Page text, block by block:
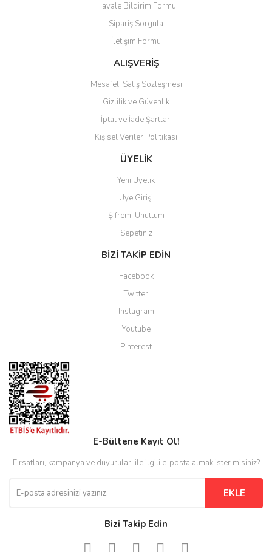
Havale Bildirim Formu
Sipariş Sorgula
İletişim Formu
ALIŞVERİŞ
Mesafeli Satış Sözleşmesi
Gizlilik ve Güvenlik
İptal ve İade Şartları
Kişisel Veriler Politikası
ÜYELİK
Yeni Üyelik
Üye Girişi
Şifremi Unuttum
Sepetiniz
BİZİ TAKİP EDİN
Facebook
Twitter
Instagram
Youtube
Pinterest
E-Bültene Kayıt Ol!
Fırsatları, kampanya ve duyuruları ile ilgili e-posta almak ister misiniz?
EKLE
Bizi Takip Edin